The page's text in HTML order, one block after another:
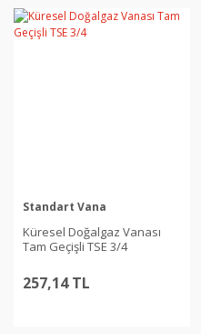
Standart Vana
Küresel Doğalgaz Vanası
Tam Geçişli TSE 3/4
257,14 TL